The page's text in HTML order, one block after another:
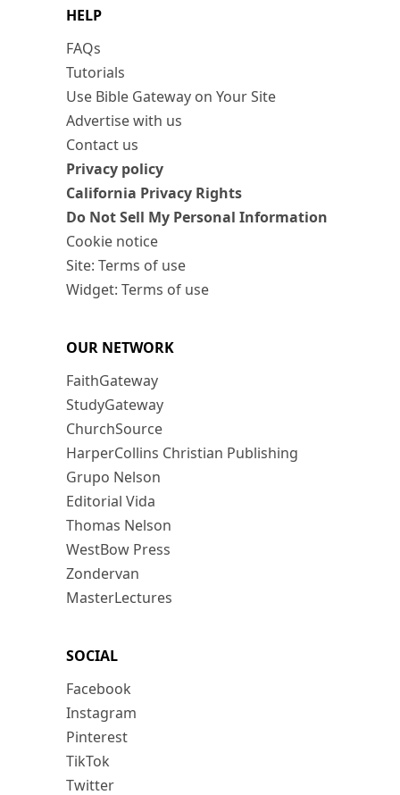
HELP
FAQs
Tutorials
Use Bible Gateway on Your Site
Advertise with us
Contact us
Privacy policy
California Privacy Rights
Do Not Sell My Personal Information
Cookie notice
Site: Terms of use
Widget: Terms of use
OUR NETWORK
FaithGateway
StudyGateway
ChurchSource
HarperCollins Christian Publishing
Grupo Nelson
Editorial Vida
Thomas Nelson
WestBow Press
Zondervan
MasterLectures
SOCIAL
Facebook
Instagram
Pinterest
TikTok
Twitter